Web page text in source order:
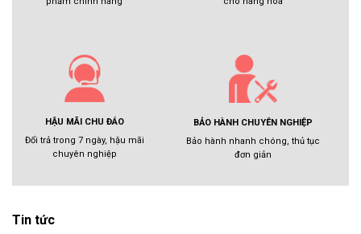
HẬU MÃI CHU ĐÁO
Đổi trả trong 7 ngày, hậu mãi
chuyên nghiệp
BẢO HÀNH CHUYÊN NGHIỆP
Bảo hành nhanh chóng, thủ tục
đơn giản
Tin tức